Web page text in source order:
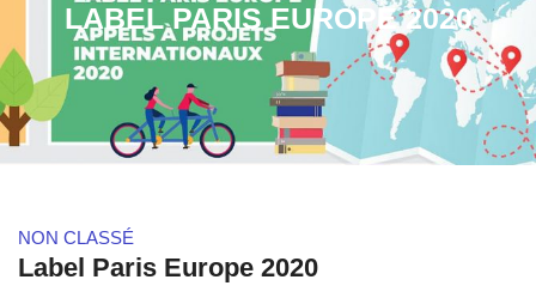
LABEL PARIS EUROPE 2020
NON CLASSÉ
Label Paris Europe 2020